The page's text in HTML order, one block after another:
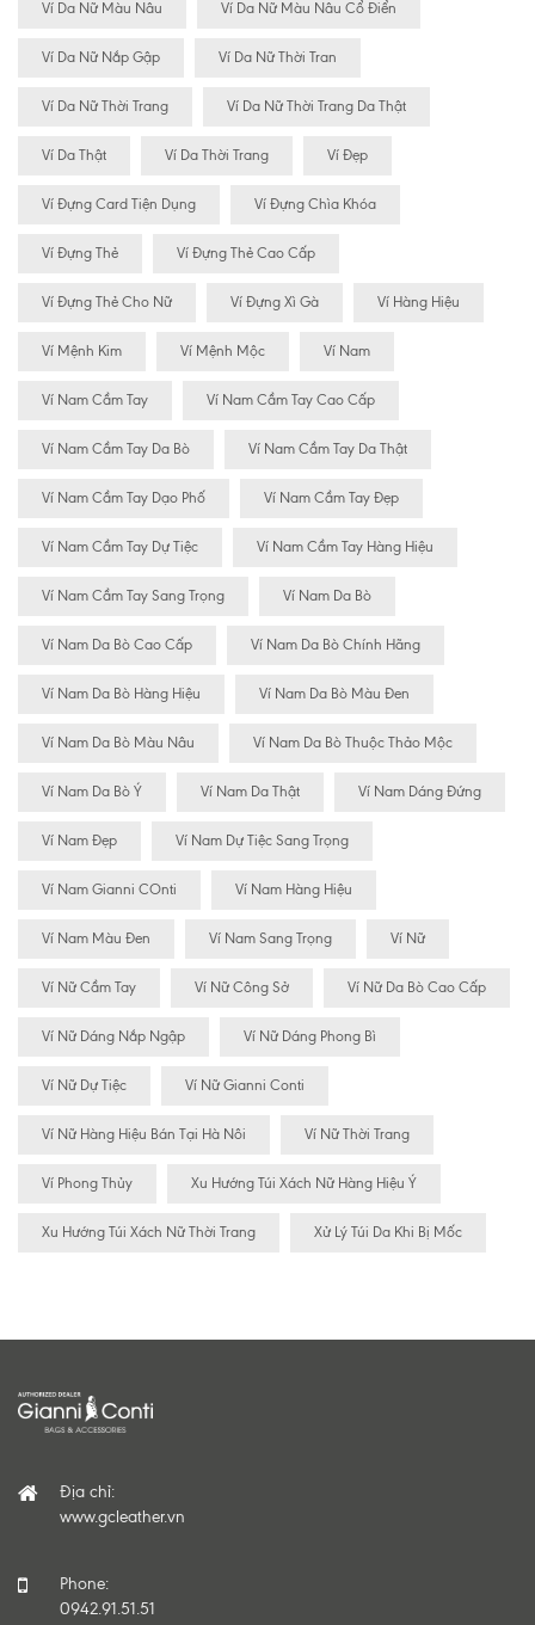
Ví Da Nữ Màu Nâu Ví Da Nữ Màu Nâu Cổ Điển
Ví Da Nữ Nắp Gập Ví Da Nữ Thời Tran
Ví Da Nữ Thời Trang Ví Da Nữ Thời Trang Da Thật
Ví Da Thật Ví Da Thời Trang Ví Đẹp
Ví Đựng Card Tiện Dụng Ví Đựng Chìa Khóa
Ví Đựng Thẻ Ví Đựng Thẻ Cao Cấp
Ví Đựng Thẻ Cho Nữ Ví Đựng Xì Gà Ví Hàng Hiệu
Ví Mệnh Kim Ví Mệnh Mộc Ví Nam
Ví Nam Cầm Tay Ví Nam Cầm Tay Cao Cấp
Ví Nam Cầm Tay Da Bò Ví Nam Cầm Tay Da Thật
Ví Nam Cầm Tay Dạo Phố Ví Nam Cầm Tay Đẹp
Ví Nam Cầm Tay Dự Tiệc Ví Nam Cầm Tay Hàng Hiệu
Ví Nam Cầm Tay Sang Trọng Ví Nam Da Bò
Ví Nam Da Bò Cao Cấp Ví Nam Da Bò Chính Hãng
Ví Nam Da Bò Hàng Hiệu Ví Nam Da Bò Màu Đen
Ví Nam Da Bò Màu Nâu Ví Nam Da Bò Thuộc Thảo Mộc
Ví Nam Da Bò Ý Ví Nam Da Thật Ví Nam Dáng Đứng
Ví Nam Đẹp Ví Nam Dự Tiệc Sang Trọng
Ví Nam Gianni COnti Ví Nam Hàng Hiệu
Ví Nam Màu Đen Ví Nam Sang Trọng Ví Nữ
Ví Nữ Cầm Tay Ví Nữ Công Sở Ví Nữ Da Bò Cao Cấp
Ví Nữ Dáng Nắp Ngập Ví Nữ Dáng Phong Bì
Ví Nữ Dự Tiệc Ví Nữ Gianni Conti
Ví Nữ Hàng Hiệu Bán Tại Hà Nôi Ví Nữ Thời Trang
Ví Phong Thủy Xu Hướng Túi Xách Nữ Hàng Hiệu Ý
Xu Hướng Túi Xách Nữ Thời Trang Xử Lý Túi Da Khi Bị Mốc
Địa chỉ:
www.gcleather.vn
Phone:
0942.91.51.51